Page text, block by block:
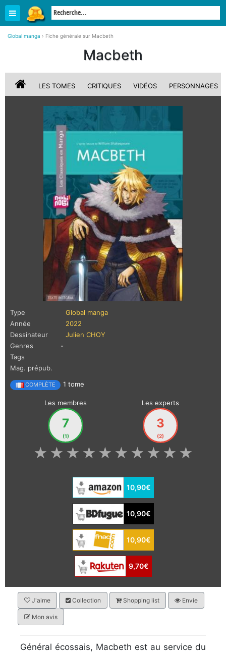
Global manga › Fiche générale sur Macbeth
Macbeth
LES TOMES CRITIQUES VIDÉOS PERSONNAGES
Type
Global manga
Année
2022
Dessinateur
Julien CHOY
Genres
-
Tags
Mag. prépub.
COMPLÈTE 1 tome
Les membres
7
(1)
Les experts
3
(2)
★
★
★
★
★
★
★
★
★
★
10,90€
10,90€
10,90€
9,70€
J'aime Collection Shopping list Envie
Mon avis
Général écossais, Macbeth est au service du